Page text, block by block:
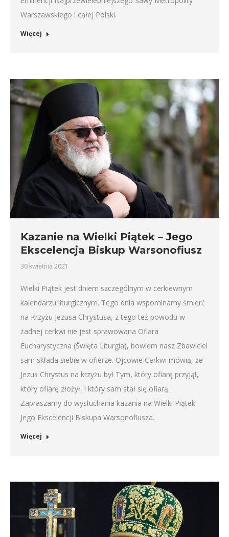
Warszawskiego i całej Polski.
Więcej
Kazanie na Wielki Piątek – Jego
Ekscelencja Biskup Warsonofiusz
30 kwietnia 2021
Wielki Piątek jest dniem szczególnym w cerkiewnym
kalendarzu liturgicznym. Tego dnia wspominamy śmierć
na Krzyżu Jezusa Chrystusa, z tego też powodu w
żadnej cerkwi nie jest sprawowana Ofiara
Eucharystyczna (Święta Liturgia), bowiem nasz Zbawiciel
sam składa siebie w ofierze. Ojcowie Cerkwi mówią, że
Jezus Chrystus na krzyżu był Tym, który ofiarę przyjął,
który ofiarę złożył, i który sam stał się ofiarą.
Zapraszamy do wysłuchania kazania na Wielki Piątek
Jego Ekscelencji Biskupa Warsonofiusza.
Więcej